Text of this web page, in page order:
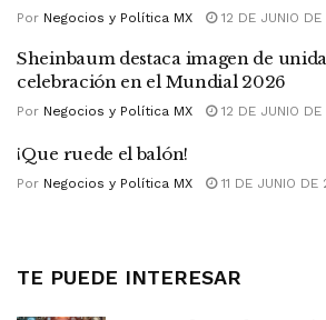
Por Negocios y Política MX 12 DE JUNIO
Sheinbaum destaca imagen de
celebración en el Mundial 2026
Por Negocios y Política MX 12 DE JUNIO
¡Que ruede el balón!
Por Negocios y Política MX 11 DE JUNIO DE
TE PUEDE INTERESAR